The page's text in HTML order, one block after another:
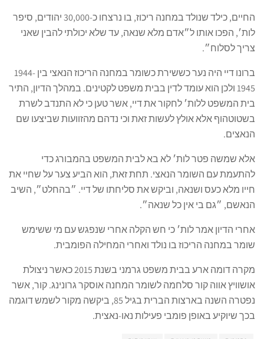
החיים, כילד שנולד במחנה ריכוז, בו נרצחו כ-30,000 יהודים, סיפר
לות׳, הפכו אותו ל״אדם מלא שנאה, עד שלא יכולתי להבין שאני
צריך לסלוח״.
ברונו דיי היה נער כששירת כשומר במחנה הריכוז הנאצי בין 1944-
1945 ולכן הוא עומד לדין בבית משפט לקטינים. במהלך הדיון, התיר
בית המשפט ללות׳ לחקור את דיי, אשר טען כי לא התנדב לשרת
בשטוטהוף אלא אולץ לעשות זאת וכי נדהם מהזוועות שביצעו שם
הנאצים.
אלא שמשה פטר לות׳ לא בא לבית המשפט בהמבורג כדי
להתעמת עם השומר הנאצי. תחת זאת, הוא הביע צער על שחיי את
חייו מלא כעס ושנאה, וביקש את סליחתו של דיי. ״בהחלט״, השיב
הנאשם, ״גם בי אין כל שנאה״.
אחרי הדיון אמר לות׳ כי חש הקלה אחרי שנפגש עם מי ששימש
שומר במחנה הריכוז בו נולד ואחרי המחילה הפומבית.
מקרה דומה ארע בבית משפט גרמני בשנת 2015 כאשר ניצולת
אושוויץ אווה קור סלחמה לשומר המחנה אוסקר גרונינג. קור, אשר
נפטרה השנה בארצות הברית בגיל 85, ביקשה מקור לשמש דוגמה
בכך שיוקיע באופן פומבי פעילות נאו-נאצית.